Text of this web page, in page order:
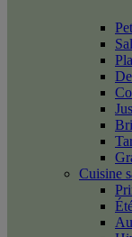
Cuisine